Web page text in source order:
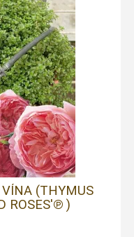
(THYMUS
ROSES'℗ )